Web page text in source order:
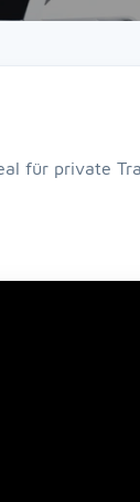
für private